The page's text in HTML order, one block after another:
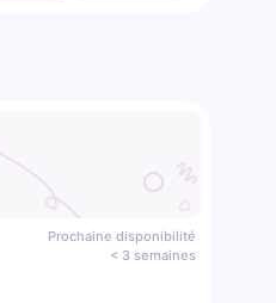
Prochaine disponibilité
< 3 semaines